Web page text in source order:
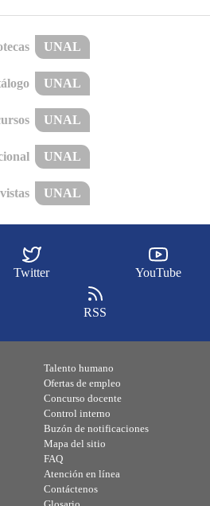
UNAL
UNAL
UNAL
UNAL
UNAL
Twitter YouTube
RSS
Talento humano
Ofertas de empleo
Concurso docente
Control interno
Buzón de notificaciones
Mapa del sitio
FAQ
Atención en línea
Contáctenos